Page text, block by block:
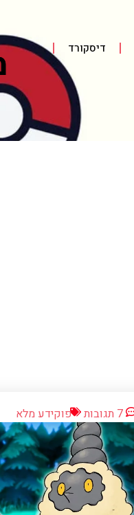
דיסקורד
7 תגובות פוקידע מלא